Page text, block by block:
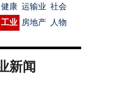
健康 运输业 社会
工业 房地产
人物
新闻